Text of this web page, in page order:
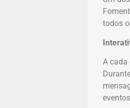
todos
A cada